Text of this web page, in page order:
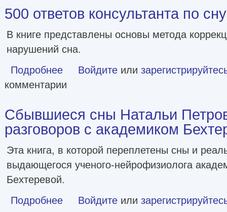
500 ответов консультанта по
В книге представлены основы метода
нарушений сна.
Подробнее о 500 ответов консультанта по сну [litres]
Войдите или
комментарии
Сбывшиеся сны Натальи
разговоров с академиком
Эта книга, в которой переплетены сны и
выдающегося ученого-нейрофизиолога
Бехтеревой.
Подробнее о Сбывшиеся сны Натальи Петровны. Из разговоров с
Войдите или